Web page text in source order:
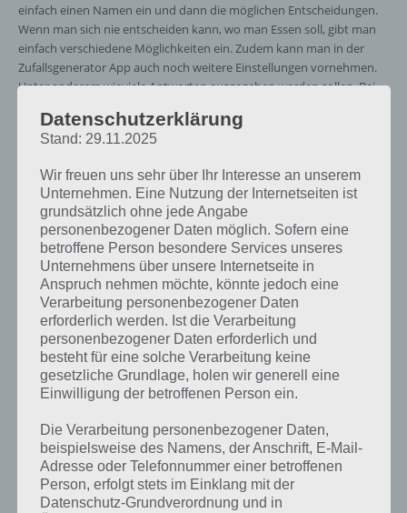
einfach einen Namen ein und dann die möglichen Entscheidungen.
Wenn man sich nie entscheiden kann, wo man Essen soll, gibt man
einfach verschiedene Möglichkeiten ein. Zudem kann man in der
Zufallsgenerator App auch noch weitere Einstellungen vornehmen.
Unter anderem wieviele Antworten ausgegeben werden sollen. Bei
vielleicht zwei Werte ausgeben lassen.
Beispielsweise in der Schule sollte man Mannschaften bilden. Nun
braucht man lediglich die Namen eintragen und schon wird eine
Liste ausgegeben, auf verschiedene Gruppen verteilt. Dabei kann
man sogar Namen favorisieren, die bspw. als Kapitäne dienen und in
verschiedenen Mannschaften spielen sollen. Auch kann man so
schnell ein Turnier erstellen und zufällig die Mannschaften
ausgegeben.
Die Möglichkeiten der Zufallsgenerator App sind unendlich. Wenn du
also mal vor einer schwierigen Entscheidung stehst, kann dir die App
die Arbeit abnehmen.
Datenschutzerklärung
Stand: 29.11.2025
Wir freuen uns sehr über Ihr Interesse an unserem
Unternehmen. Eine Nutzung der Internetseiten ist
grundsätzlich ohne jede Angabe
personenbezogener Daten möglich. Sofern eine
betroffene Person besondere Services unseres
Unternehmens über unsere Internetseite in
Anspruch nehmen möchte, könnte jedoch eine
Verarbeitung personenbezogener Daten
erforderlich werden. Ist die Verarbeitung
personenbezogener Daten erforderlich und
besteht für eine solche Verarbeitung keine
gesetzliche Grundlage, holen wir generell eine
Einwilligung der betroffenen Person ein.
Die Verarbeitung personenbezogener Daten,
beispielsweise des Namens, der Anschrift, E-Mail-
Adresse oder Telefonnummer einer betroffenen
Person, erfolgt stets im Einklang mit der
Datenschutz-Grundverordnung und in